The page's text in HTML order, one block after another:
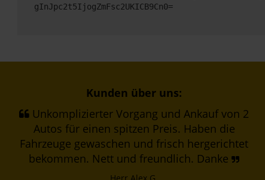
gInJpc2t5IjogZmFsc2UKICB9Cn0=
Kunden über uns:
Unkomplizierter Vorgang und Ankauf von 2
Autos für einen spitzen Preis. Haben die
Fahrzeuge gewaschen und frisch hergerichtet
bekommen. Nett und freundlich. Danke